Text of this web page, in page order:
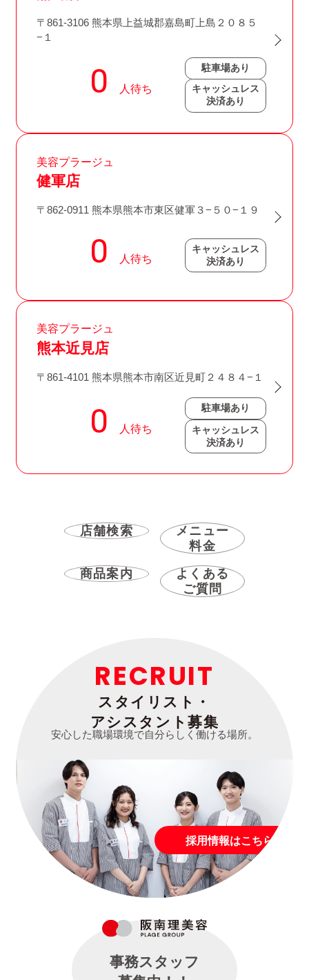
〒861-3106 熊本県上益城郡嘉島町上島２０８５
−１
駐車場あり
キャッシュレス
決済あり
美容プラージュ
健軍店
〒862-0911 熊本県熊本市東区健軍３−５０−１９
キャッシュレス
決済あり
美容プラージュ
熊本近見店
〒861-4101 熊本県熊本市南区近見町２４８４−１
駐車場あり
キャッシュレス
決済あり
店舗検索
メニュー
料金
商品案内
よくある
ご質問
RECRUIT
スタイリスト・
アシスタント募集
安心した職場環境で自分らしく働ける場所。
採用情報はこちら
事務スタッフ